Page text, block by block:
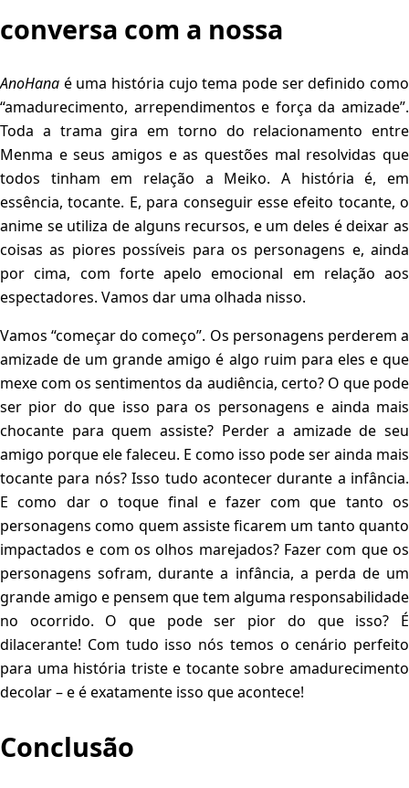
conversa com a nossa
AnoHana é uma história cujo tema pode ser definido como
“amadurecimento, arrependimentos e força da amizade”.
Toda a trama gira em torno do relacionamento entre
Menma e seus amigos e as questões mal resolvidas que
todos tinham em relação a Meiko. A história é, em
essência, tocante. E, para conseguir esse efeito tocante, o
anime se utiliza de alguns recursos, e um deles é deixar as
coisas as piores possíveis para os personagens e, ainda
por cima, com forte apelo emocional em relação aos
espectadores. Vamos dar uma olhada nisso.
Vamos “começar do começo”. Os personagens perderem a
amizade de um grande amigo é algo ruim para eles e que
mexe com os sentimentos da audiência, certo? O que pode
ser pior do que isso para os personagens e ainda mais
chocante para quem assiste? Perder a amizade de seu
amigo porque ele faleceu. E como isso pode ser ainda mais
tocante para nós? Isso tudo acontecer durante a infância.
E como dar o toque final e fazer com que tanto os
personagens como quem assiste ficarem um tanto quanto
impactados e com os olhos marejados? Fazer com que os
personagens sofram, durante a infância, a perda de um
grande amigo e pensem que tem alguma responsabilidade
no ocorrido. O que pode ser pior do que isso? É
dilacerante! Com tudo isso nós temos o cenário perfeito
para uma história triste e tocante sobre amadurecimento
decolar – e é exatamente isso que acontece!
Conclusão